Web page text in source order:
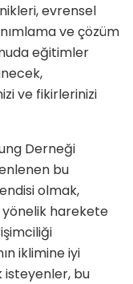
evrensel
ve çözüm
eğitimler
ve fikirlerinizi
Derneği
bu
olmak,
yönelik harekete
iklimine iyi
bu